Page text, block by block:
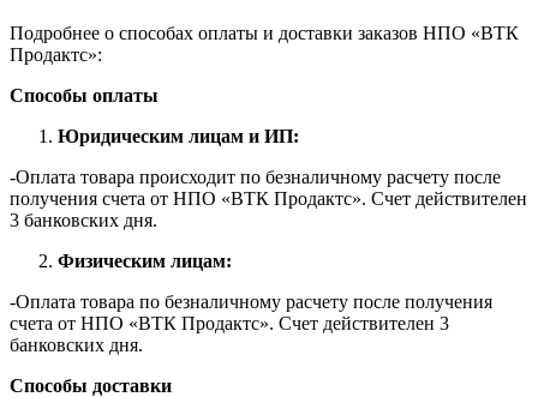
Подробнее о способах оплаты и доставки заказов НПО «ВТК
Продактс»:
Способы оплаты
Юридическим лицам и ИП:
-Оплата товара происходит по безналичному расчету после
получения счета от НПО «ВТК Продактс». Счет действителен
3 банковских дня.
Физическим лицам:
-Оплата товара по безналичному расчету после получения
счета от НПО «ВТК Продактс». Счет действителен 3
банковских дня.
Способы доставки